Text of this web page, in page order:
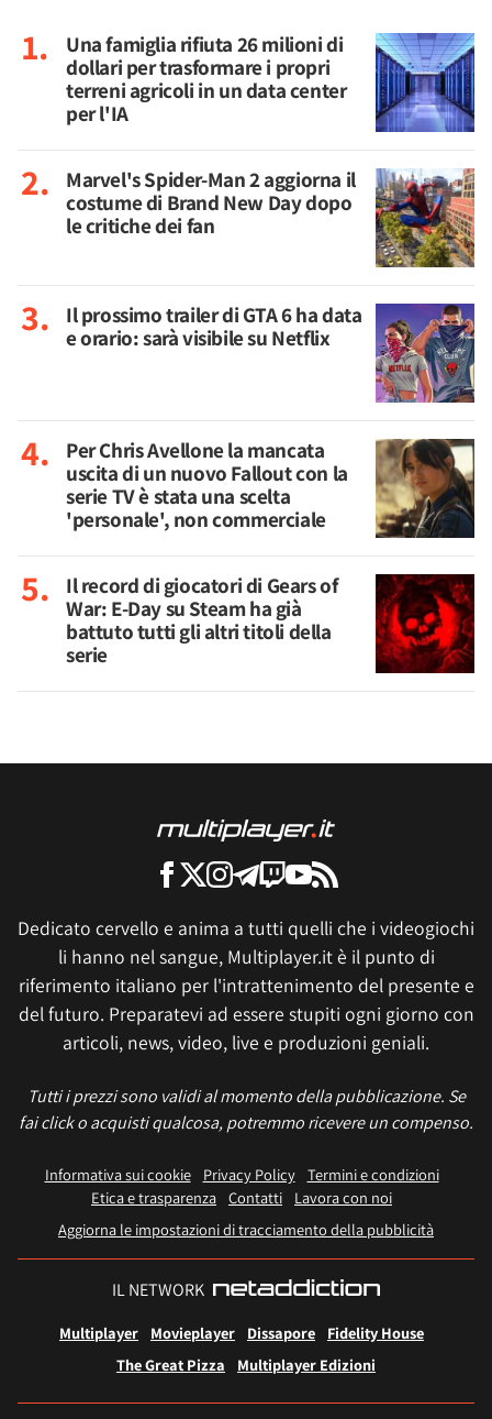
Una famiglia rifiuta 26 milioni di
dollari per trasformare i propri
terreni agricoli in un data center
per l'IA
Marvel's Spider-Man 2 aggiorna il
costume di Brand New Day dopo
le critiche dei fan
Il prossimo trailer di GTA 6 ha data
e orario: sarà visibile su Netflix
Per Chris Avellone la mancata
uscita di un nuovo Fallout con la
serie TV è stata una scelta
'personale', non commerciale
Il record di giocatori di Gears of
War: E-Day su Steam ha già
battuto tutti gli altri titoli della
serie
Dedicato cervello e anima a tutti quelli che i videogiochi
li hanno nel sangue, Multiplayer.it è il punto di
riferimento italiano per l'intrattenimento del presente e
del futuro. Preparatevi ad essere stupiti ogni giorno con
articoli, news, video, live e produzioni geniali.
Tutti i prezzi sono validi al momento della pubblicazione. Se
fai click o acquisti qualcosa, potremmo ricevere un compenso.
Informativa sui cookie Privacy Policy
Termini e condizioni
Etica e trasparenza Contatti
Lavora con noi
Aggiorna le impostazioni di tracciamento della pubblicità
IL NETWORK
Multiplayer Movieplayer Dissapore
Fidelity House
The Great Pizza
Multiplayer Edizioni